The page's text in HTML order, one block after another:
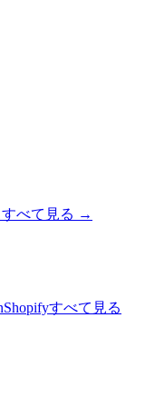
すべて見る →
Shopifyすべて見る